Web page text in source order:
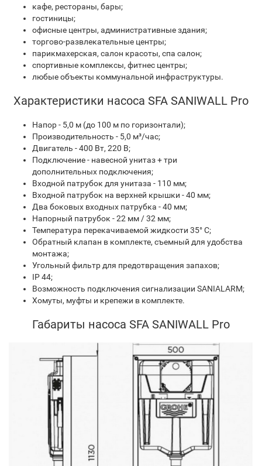
кафе, рестораны, бары;
гостиницы;
офисные центры, административные здания;
торгово-развлекательные центры;
парикмахерская, салон красоты, спа салон;
спортивные комплексы, фитнес центры;
любые объекты коммунальной инфраструктуры.
Характеристики насоса SFA SANIWALL Pro
Напор - 5,0 м (до 100 м по горизонтали);
Производительность - 5,0 м³/час;
Двигатель - 400 Вт, 220 В;
Подключение - навесной унитаз + три
дополнительных подключения;
Входной патрубок для унитаза - 110 мм;
Входной патрубок на верхней крышки - 40 мм;
Два боковых входных патрубка - 40 мм;
Напорный патрубок - 22 мм / 32 мм;
Температура перекачиваемой жидкости 35° C;
Обратный клапан в комплекте, съемный для удобства
монтажа;
Угольный фильтр для предотвращения запахов;
IP 44;
Возможность подключения сигнализации SANIALARM;
Хомуты, муфты и крепежи в комплекте.
Габариты насоса SFA SANIWALL Pro